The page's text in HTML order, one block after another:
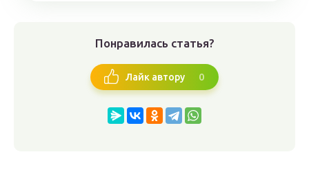
Понравилась статья?
Лайк автору 0